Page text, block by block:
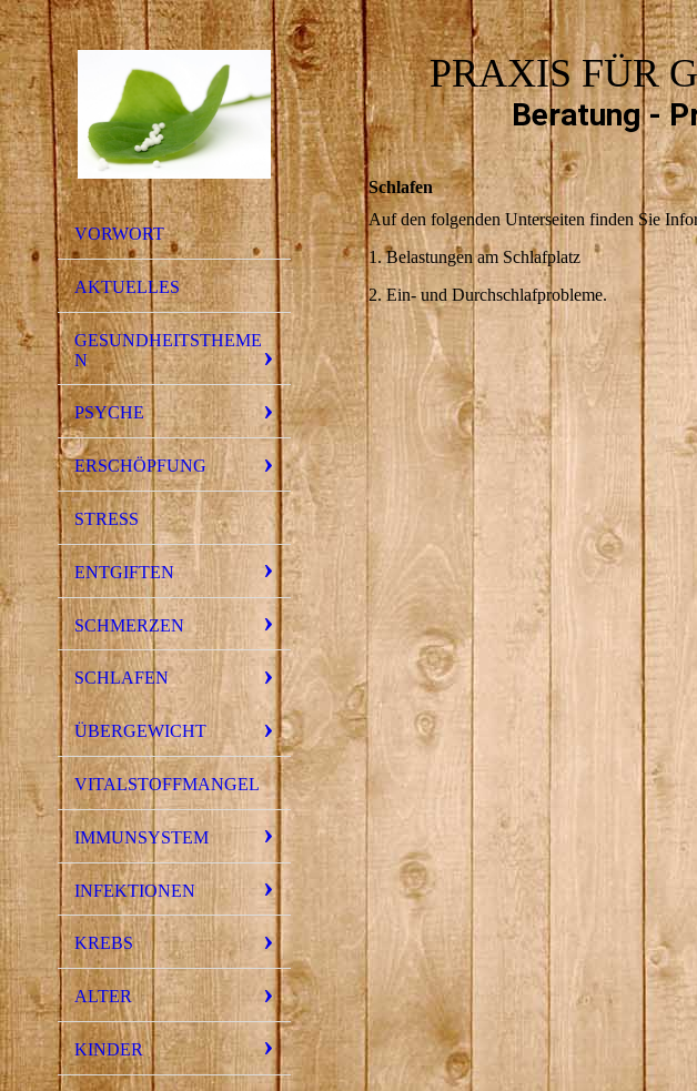
VORWORT
AKTUELLES
GESUNDHEITSTHEME
N
PSYCHE
ERSCHÖPFUNG
STRESS
ENTGIFTEN
SCHMERZEN
SCHLAFEN
ÜBERGEWICHT
VITALSTOFFMANGEL
IMMUNSYSTEM
INFEKTIONEN
KREBS
ALTER
KINDER
PRAXIS FÜR
Beratung -
Schlafen
Auf den folgenden Unterseiten finden Sie
1. Belastungen am Schlafplatz
2. Ein- und Durchschlafprobleme.